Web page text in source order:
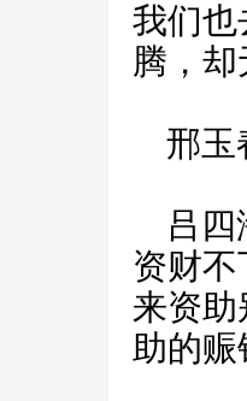
我们也
腾，
邢玉
吕四
资财
来资
助的赈